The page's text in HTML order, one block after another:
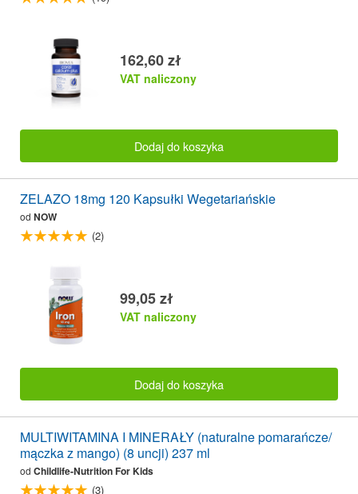
162,60 zł
VAT naliczony
Dodaj do koszyka
ZELAZO 18mg 120 Kapsułki Wegetariańskie
od NOW
(2)
99,05 zł
VAT naliczony
Dodaj do koszyka
MULTIWITAMINA I MINERAŁY (naturalne pomarańcze/
mączka z mango) (8 uncji) 237 ml
od Childlife-Nutrition For Kids
(3)